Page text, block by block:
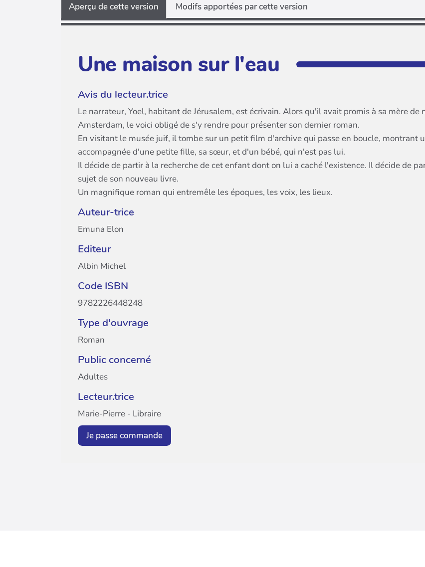
Aperçu de cette version Modifs apportées par cette version
Une maison sur l'eau
Avis du lecteur.trice
Le narrateur, Yoel, habitant de Jérusalem, est écrivain. Alors qu'il avait promis à sa mère de
Amsterdam, le voici obligé de s'y rendre pour présenter son dernier roman.
En visitant le musée juif, il tombe sur un petit film d'archive qui passe en boucle, montrant
accompagnée d'une petite fille, sa sœur, et d'un bébé, qui n'est pas lui.
Il décide de partir à la recherche de cet enfant dont on lui a caché l'existence. Il décide de
sujet de son nouveau livre.
Un magnifique roman qui entremêle les époques, les voix, les lieux.
Auteur-trice
Emuna Elon
Editeur
Albin Michel
Code ISBN
9782226448248
Type d'ouvrage
Roman
Public concerné
Adultes
Lecteur.trice
Marie-Pierre - Libraire
Je passe commande